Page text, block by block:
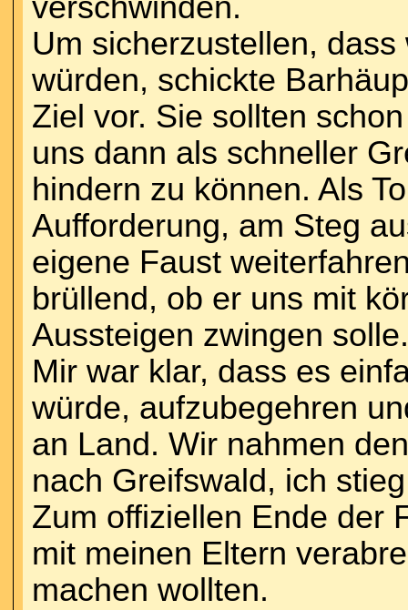
verschwinden.
Um sicherzustellen,
würden, schickte
Ziel vor. Sie sollten
uns dann als schneller
hindern zu können. Als
Aufforderung, am Steg
eigene Faust
brüllend, ob er uns mit
Aussteigen zwingen solle.
Mir war klar, dass es
würde, aufzubegehren
an Land. Wir nahmen
nach Greifswald, ich
Zum offiziellen Ende der
mit meinen Eltern
machen wollten.